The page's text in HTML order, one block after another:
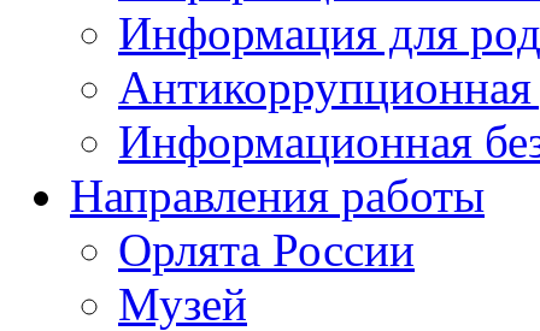
Информация для
Антикоррупционная
Информационная
Направления работы
Орлята России
Музей